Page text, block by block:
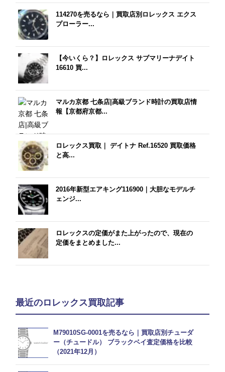
114270を売るなら｜買取店別ロレックス エクス
プローラー...
【今いくら？】ロレックス サブマリーナデイト
16610 買...
マルカ京都 七条店|高級ブランド時計の買取店情
報【京都府京都...
ロレックス買取｜ デイトナ Ref.16520 買取価格
と高...
2016年新型エアキング116900｜大胆なモデルチ
ェンジ...
ロレックスの定価がまた上がったので、現在の
定価をまとめました...
最近のロレックス買取記事
M79010SG-0001を売るなら｜買取店別チューダ
ー（チュードル） ブラックベイ査定価格を比較
（2021年12月）